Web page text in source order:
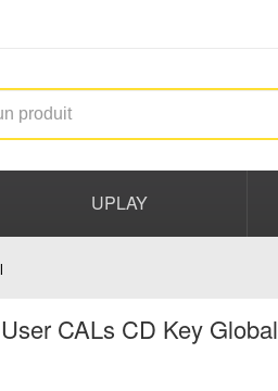
UPLAY
CALs CD Key Global